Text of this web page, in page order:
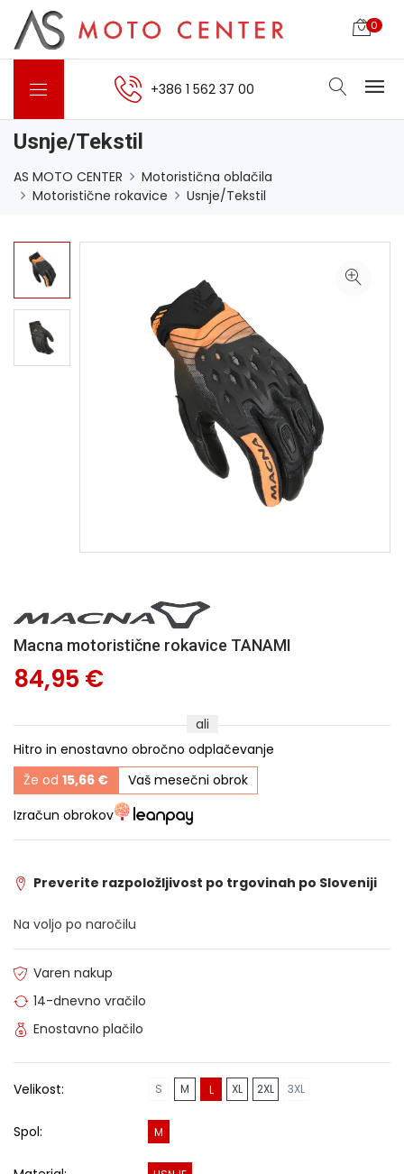
0
+386 1 562 37 00
Usnje/Tekstil
AS MOTO CENTER
Motoristična oblačila
Motoristične rokavice
Usnje/Tekstil
Macna motoristične rokavice TANAMI
84,95 €
ali
Hitro in enostavno obročno odplačevanje
Že od 15,66 €
Vaš mesečni obrok
Izračun obrokov
Preverite razpoložljivost po trgovinah po Sloveniji
Na voljo po naročilu
Varen nakup
14-dnevno vračilo
Enostavno plačilo
Velikost: S M L XL 2XL 3XL
Spol: M